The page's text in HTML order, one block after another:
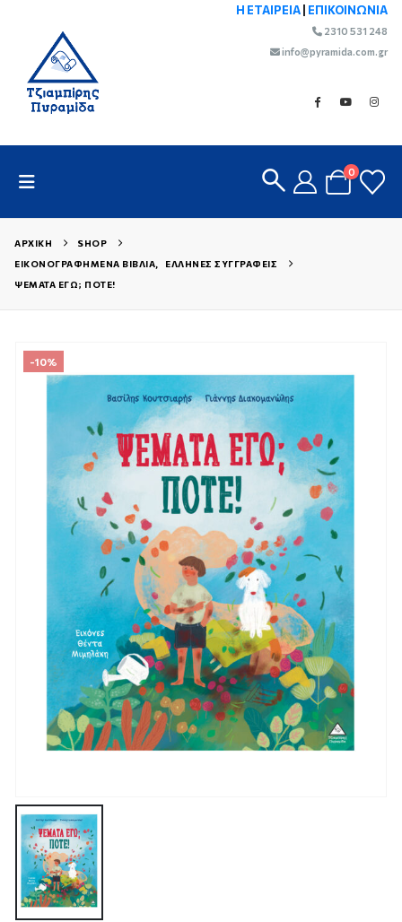
Η ΕΤΑΙΡΕΙΑ ΕΠΙΚΟΙΝΩΝΙΑ
2310 531 248
info@pyramida.com.gr
0
ΑΡΧΙΚΉ
SHOP
ΕΙΚΟΝΟΓΡΑΦΗΜΈΝΑ ΒΙΒΛΊΑ,
ΈΛΛΗΝΕΣ ΣΥΓΓΡΑΦΕΊΣ
ΨΈΜΑΤΑ ΕΓΏ; ΠΟΤΈ!
-10%